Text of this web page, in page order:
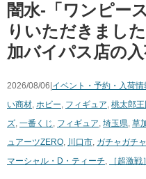
闇水-「ワンピー
りいただきまし
加バイパス店の
2026/08/06| イベント・予約・入荷情
い商材, ホビー, フィギュア, 桃太郎
ズ, 一番くじ , フィギュア, 埼玉県, 草
ュアーツZERO, 川口市, ガチャガチャ
マーシャル・D・ティーチ, ［超激